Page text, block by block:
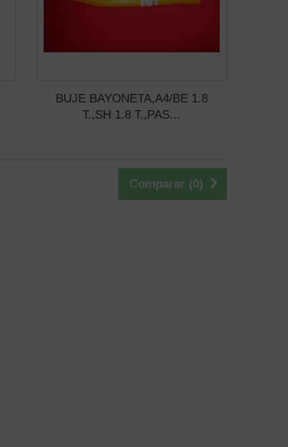
BUJE BAYONETA,A4/BE 1.8
T.,SH 1.8 T.,PAS...
Comparar (0)